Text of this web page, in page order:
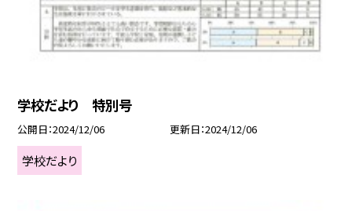
学校だより 特別号
公開日 2024/12/06 更新日 2024/12/06
学校だより